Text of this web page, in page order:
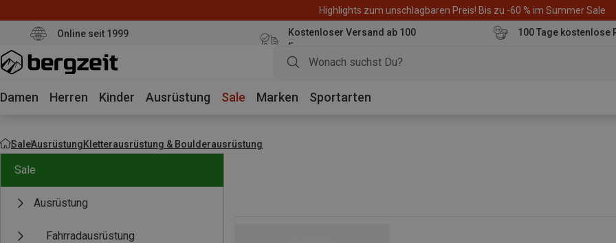
Highlights zum unschlagbaren Preis! Bis zu -60 % im Summer Sale
Online seit 1999
Kostenloser Versand ab 100
Euro
100 Tage kostenlose
Damen Herren Kinder Ausrüstung Sale Marken Sportarten
SaleAusrüstungKletterausrüstung & Boulderausrüstung
Sale
Ausrüstung
Fahrradausrüstung